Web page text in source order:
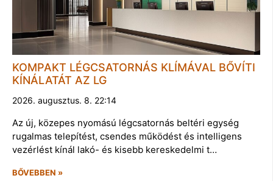
KOMPAKT LÉGCSATORNÁS KLÍMÁVAL BŐVÍTI
KÍNÁLATÁT AZ LG
2026. augusztus. 8. 22:14
Az új, közepes nyomású légcsatornás beltéri egység
rugalmas telepítést, csendes működést és intelligens
vezérlést kínál lakó- és kisebb kereskedelmi t…
BŐVEBBEN »